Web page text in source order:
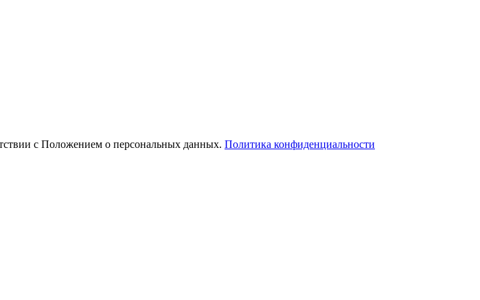
с Положением о персональных данных. Политика конфиденциальности